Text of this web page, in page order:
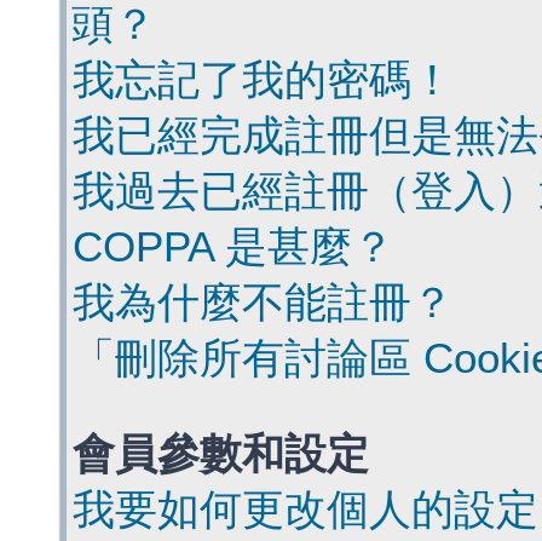
頭？
我忘記了我的密碼！
我已經完成註冊但是無
我過去已經註冊（登入
COPPA 是甚麼？
我為什麼不能註冊？
「刪除所有討論區
會員參數和設定
我要如何更改個人的設